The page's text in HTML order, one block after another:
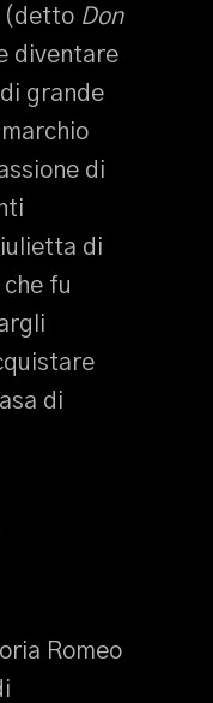
(detto Don
diventare
grande
di
di
fu
di
Romeo